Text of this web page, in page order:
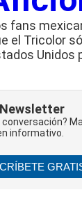
fans
el Tricolor
Unidos
Newsletter
informativo.